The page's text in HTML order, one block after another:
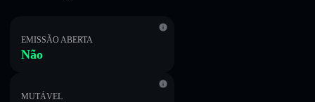
EMISSÃO ABERTA
Não
MUTÁVEL